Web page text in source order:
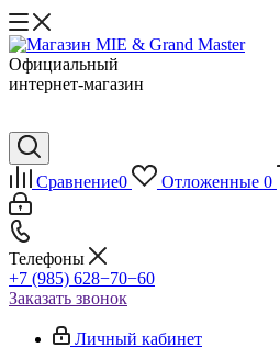
Официальный
интернет-магазин
Сравнение0 Отложенные 0
Телефоны
+7 (985) 628−70−60
Заказать звонок
Личный кабинет